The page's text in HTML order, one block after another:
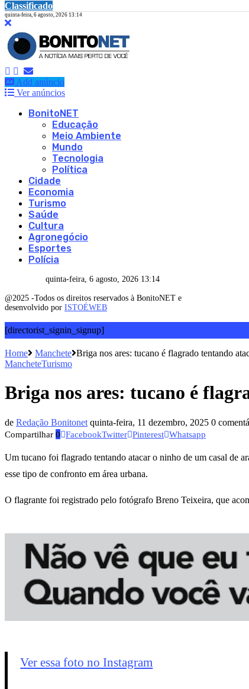
Classificado
quinta-feira, 6 agosto, 2026 13:14
Add anúncio
Ver anúncios
BonitoNET
Educação
Meio Ambiente
Mundo
Tecnologia
Política
Cidade
Economia
Turismo
Saúde
Cultura
Agronegócio
Esportes
Polícia
quinta-feira, 6 agosto, 2026 13:14
@2025 -Todos os direitos reservados à BonitoNET e
desenvolvido por ISTOÉWEB
[directorist_signin_signup]
Home Manchete Briga nos ares: tucano é flagrado tentando
MancheteTurismo
Briga nos ares: tucano é
de Redação Bonitonet quinta-feira, 11 dezembro, 2025 0
Compartilhar 0 FacebookTwitter Pinterest Whatsapp
Um tucano foi flagrado tentando atacar o ninho de um casal de
esse tipo de confronto em área urbana.
O flagrante foi registrado pelo fotógrafo Breno Teixeira, que
Ver essa foto no Instagram